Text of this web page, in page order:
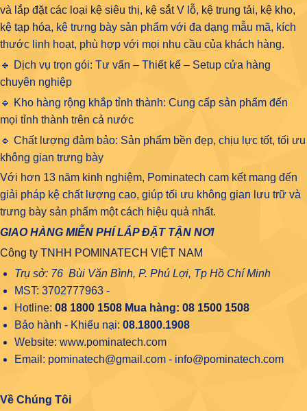
và lắp đặt các loại kệ siêu thị, kệ sắt V lỗ, kệ trung tải, kệ kho,
kệ tạp hóa, kệ trưng bày sản phẩm với đa dạng mẫu mã, kích
thước linh hoạt, phù hợp với mọi nhu cầu của khách hàng.
🔹 Dịch vụ trọn gói: Tư vấn – Thiết kế – Setup cửa hàng
chuyên nghiệp
🔹 Kho hàng rộng khắp tỉnh thành: Cung cấp sản phẩm đến
mọi tỉnh thành trên cả nước
🔹 Chất lượng đảm bảo: Sản phẩm bền đẹp, chịu lực tốt, tối ưu
không gian trưng bày
Với hơn 13 năm kinh nghiệm, Pominatech cam kết mang đến
giải pháp kệ chất lượng cao, giúp tối ưu không gian lưu trữ và
trưng bày sản phẩm một cách hiệu quả nhất.
GIAO HÀNG MIỄN PHÍ LẮP ĐẶT TẬN NƠI
Công ty TNHH POMINATECH VIỆT NAM
Trụ sở: 76 Bùi Văn Bình, P. Phú Lợi, Tp Hồ Chí Minh
MST: 3702777963 -
Hotline: 08 1800 1508Mua hàng: 08 1500 1508
Bảo hành - Khiếu nại: 08.1800.1908
Website: www.pominatech.com
Email: pominatech@gmail.com - info@pominatech.com
Về Chúng Tôi